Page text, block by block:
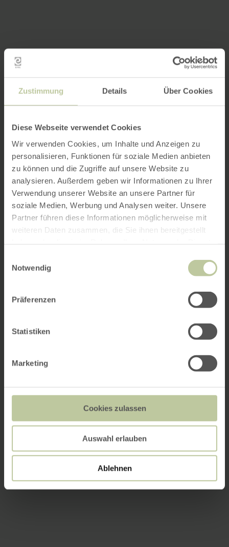
Zustimmung Details Über Cookies
Diese Webseite verwendet Cookies
Wir verwenden Cookies, um Inhalte und Anzeigen zu
personalisieren, Funktionen für soziale Medien anbieten
zu können und die Zugriffe auf unsere Website zu
analysieren. Außerdem geben wir Informationen zu Ihrer
Verwendung unserer Website an unsere Partner für
soziale Medien, Werbung und Analysen weiter. Unsere
Partner führen diese Informationen möglicherweise mit
weiteren Daten zusammen, die Sie ihnen bereitgestellt
Notwendig
Präferenzen
Statistiken
Marketing
Cookies zulassen
Auswahl erlauben
Ablehnen